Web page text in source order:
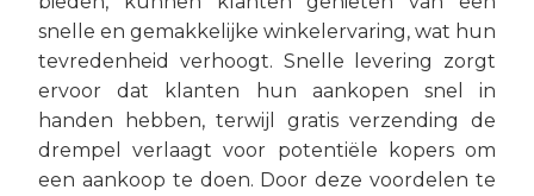
snelle en gemakkelijke winkelervaring, wat hun
tevredenheid verhoogt. Snelle levering zorgt
ervoor dat klanten hun aankopen snel in
handen hebben, terwijl gratis verzending de
drempel verlaagt voor potentiële kopers om
een aankoop te doen. Door deze voordelen te